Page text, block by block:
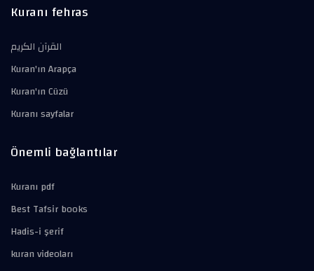
Kuranı fehras
القرآن الكريم
Kuran'ın Arapça
Kuran'ın Cüzü
Kuranı sayfalar
Önemli bağlantılar
Kuranı pdf
Best Tafsir books
Hadis-i şerif
kuran videoları